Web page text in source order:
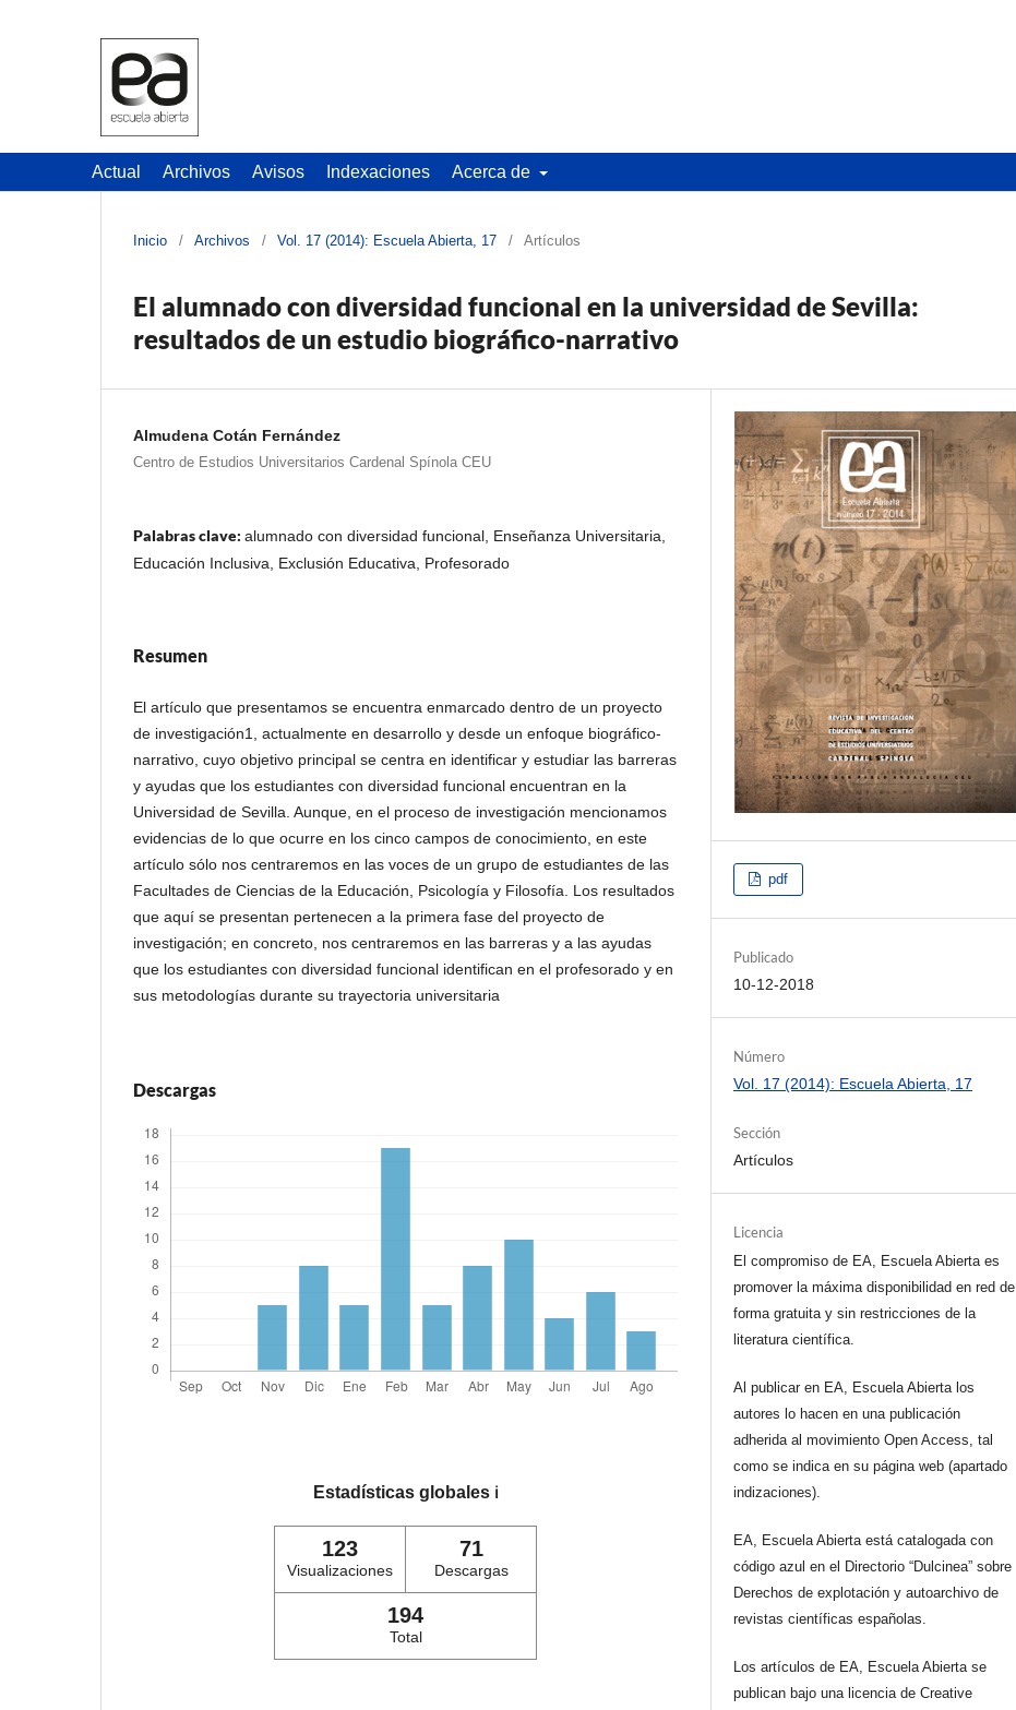
Actual Archivos Avisos Indexaciones Acerca de
Inicio / Archivos / Vol. 17 (2014): Escuela Abierta, 17 / Artículos
El alumnado con diversidad funcional en la universidad de Sevilla:
resultados de un estudio biográfico-narrativo
Almudena Cotán Fernández
Centro de Estudios Universitarios Cardenal Spínola CEU
Palabras clave: alumnado con diversidad funcional, Enseñanza Universitaria,
Educación Inclusiva, Exclusión Educativa, Profesorado
Resumen
El artículo que presentamos se encuentra enmarcado dentro de un proyecto
de investigación1, actualmente en desarrollo y desde un enfoque biográfico-
narrativo, cuyo objetivo principal se centra en identificar y estudiar las barreras
y ayudas que los estudiantes con diversidad funcional encuentran en la
Universidad de Sevilla. Aunque, en el proceso de investigación mencionamos
evidencias de lo que ocurre en los cinco campos de conocimiento, en este
artículo sólo nos centraremos en las voces de un grupo de estudiantes de las
Facultades de Ciencias de la Educación, Psicología y Filosofía. Los resultados
que aquí se presentan pertenecen a la primera fase del proyecto de
investigación; en concreto, nos centraremos en las barreras y a las ayudas
que los estudiantes con diversidad funcional identifican en el profesorado y en
sus metodologías durante su trayectoria universitaria
Descargas
Estadísticas globales ℹ️
123
Visualizaciones
71
Descargas
194
Total
pdf
Publicado
10-12-2018
Número
Vol. 17 (2014): Escuela Abierta, 17
Sección
Artículos
Licencia
El compromiso de EA, Escuela Abierta es
promover la máxima disponibilidad en red de
forma gratuita y sin restricciones de la
literatura científica.
Al publicar en EA, Escuela Abierta los
autores lo hacen en una publicación
adherida al movimiento Open Access, tal
como se indica en su página web (apartado
indizaciones).
EA, Escuela Abierta está catalogada con
código azul en el Directorio “Dulcinea” sobre
Derechos de explotación y autoarchivo de
revistas científicas españolas.
Los artículos de EA, Escuela Abierta se
publican bajo una licencia de Creative